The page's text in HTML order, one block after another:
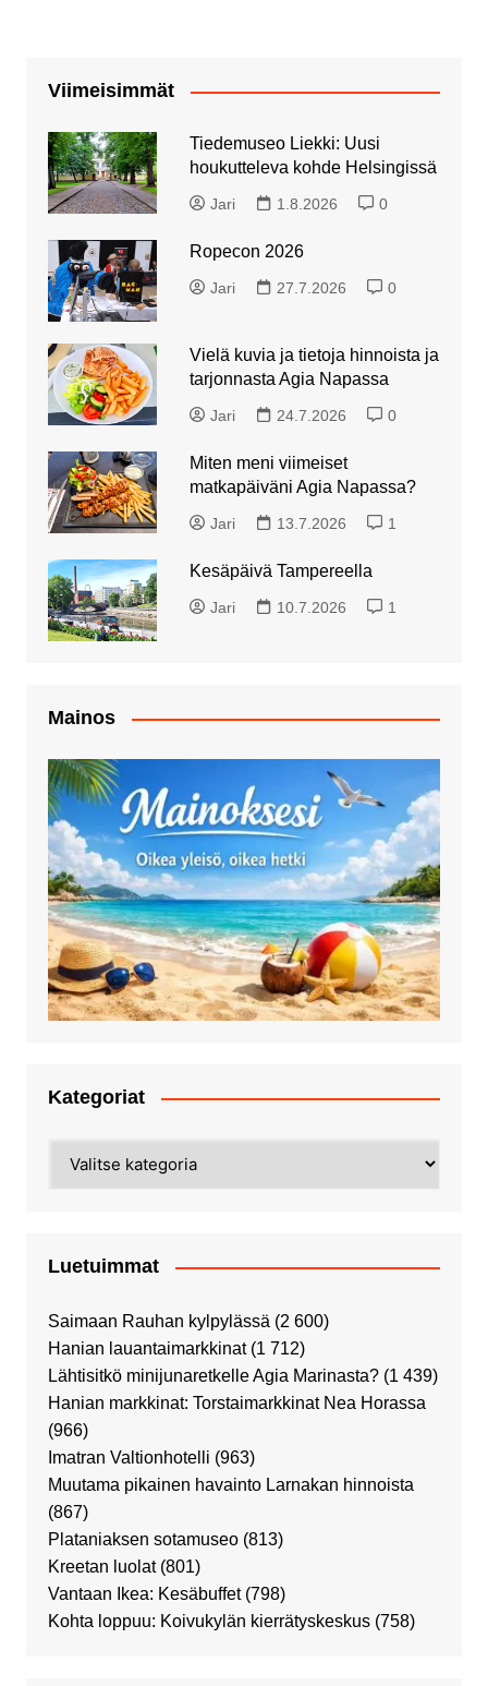
Viimeisimmät
Tiedemuseo Liekki: Uusi
houkutteleva kohde Helsingissä
Jari 1.8.2026 0
Ropecon 2026
Jari 27.7.2026 0
Vielä kuvia ja tietoja hinnoista ja
tarjonnasta Agia Napassa
Jari 24.7.2026 0
Miten meni viimeiset
matkapäiväni Agia Napassa?
Jari 13.7.2026 1
Kesäpäivä Tampereella
Jari 10.7.2026 1
Mainos
Kategoriat
Luetuimmat
Saimaan Rauhan kylpylässä (2 600)
Hanian lauantaimarkkinat (1 712)
Lähtisitkö minijunaretkelle Agia Marinasta? (1 439)
Hanian markkinat: Torstaimarkkinat Nea Horassa
(966)
Imatran Valtionhotelli (963)
Muutama pikainen havainto Larnakan hinnoista
(867)
Plataniaksen sotamuseo (813)
Kreetan luolat (801)
Vantaan Ikea: Kesäbuffet (798)
Kohta loppuu: Koivukylän kierrätyskeskus (758)